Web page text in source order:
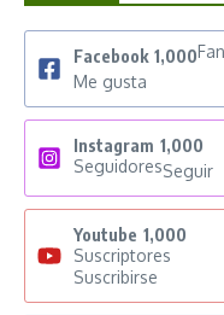
Facebook 1,000
Me gusta
Instagram 1,000
SeguidoresSeguir
Youtube 1,000
Suscriptores
Suscribirse